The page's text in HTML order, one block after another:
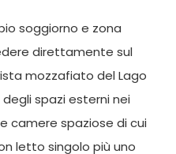
soggiorno e zona
direttamente sul
mozzafiato del Lago
spazi esterni nei
camere spaziose di cui
letto singolo più uno